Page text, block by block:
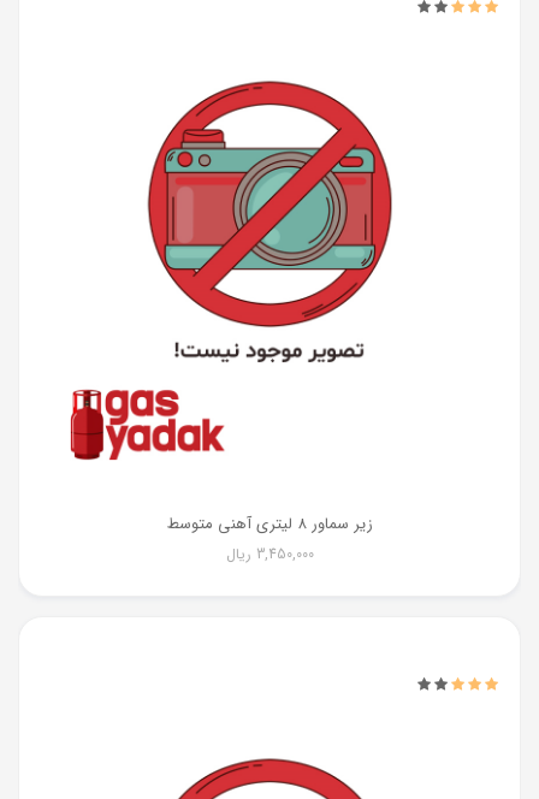
زیر سماور 8 لیتری آهنی متوسط
3,450,000 ریال